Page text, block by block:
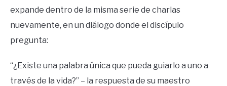
expande dentro de la misma serie de charlas
nuevamente, en un diálogo donde el discípulo
pregunta:
“¿Existe una palabra única que pueda guiarlo a uno a
través de la vida?” – la respuesta de su maestro